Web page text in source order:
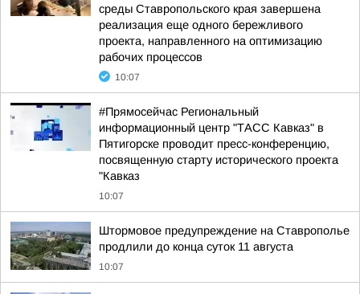
среды Ставропольского края завершена
реализация еще одного бережливого
проекта, направленного на оптимизацию
рабочих процессов
10:07
#Прямосейчас Региональный
информационный центр "ТАСС Кавказ" в
Пятигорске проводит пресс-конференцию,
посвященную старту исторического проекта
"Кавказ
10:07
Штормовое предупреждение на Ставрополье
продлили до конца суток 11 августа
10:07